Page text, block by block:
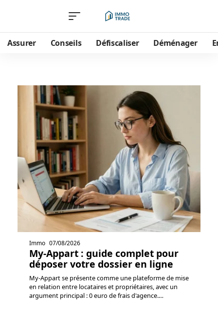
Assurer Conseils Défiscaliser Déménager
Immo 07/08/2026
My-Appart : guide complet pour
déposer votre dossier en ligne
My-Appart se présente comme une plateforme de mise
en relation entre locataires et propriétaires, avec un
argument principal : 0 euro de frais d'agence.…